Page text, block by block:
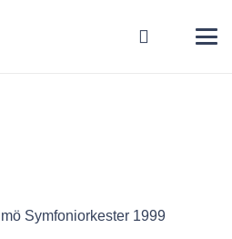
Symfoniorkester 1999